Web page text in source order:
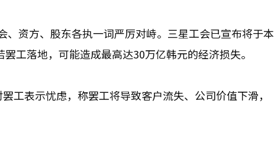
资方、股东各执一词严厉对峙。三星工会已宣布将于本
工落地，可能造成最高达30万亿韩元的经济损失。
工表示忧虑，称罢工将导致客户流失、公司价值下滑，